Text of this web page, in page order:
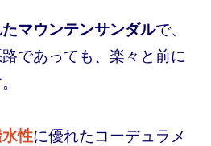
マウンテンサンダルで、
であっても、楽々と前に
性に優れたコーデュラメ